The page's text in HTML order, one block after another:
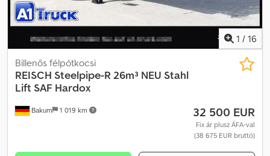
alumínium Közbenső értékesítés, eltérések és gépelési hibák
jogát fenntartjuk.
1 / 16
Bakum 1 019 km
Billenős félpótkocsi
REISCH Steelpipe-R 26m³ NEU Stahl
Lift SAF Hardox
32 500 EUR
Fix ár plusz ÁFA-val
(38 675 EUR bruttó)